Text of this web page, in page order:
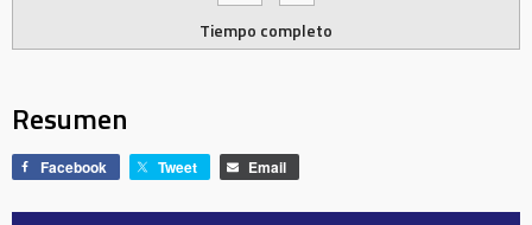
Tiempo completo
Resumen
Facebook Tweet Email